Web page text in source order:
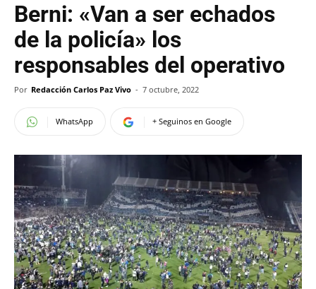
Berni: «Van a ser echados
de la policía» los
responsables del operativo
Por Redacción Carlos Paz Vivo - 7 octubre, 2022
WhatsApp + Seguinos en Google